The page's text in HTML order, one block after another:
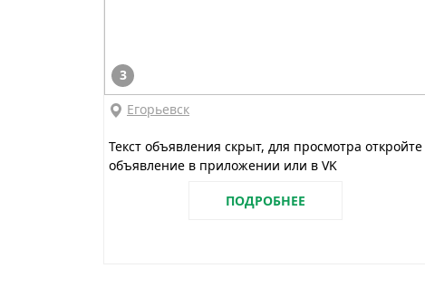
3
Егорьевск
Текст объявления скрыт, для просмотра откройте
объявление в приложении или в VK
ПОДРОБНЕЕ